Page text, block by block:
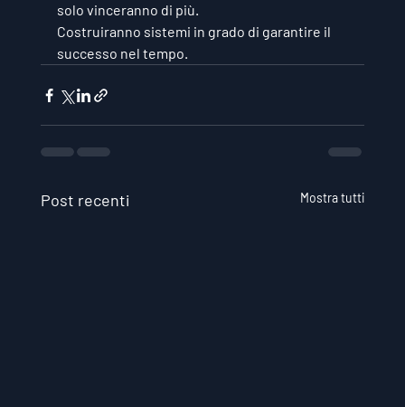
solo vinceranno di più.
Costruiranno sistemi in grado di garantire il
successo nel tempo.
Post recenti Mostra tutti